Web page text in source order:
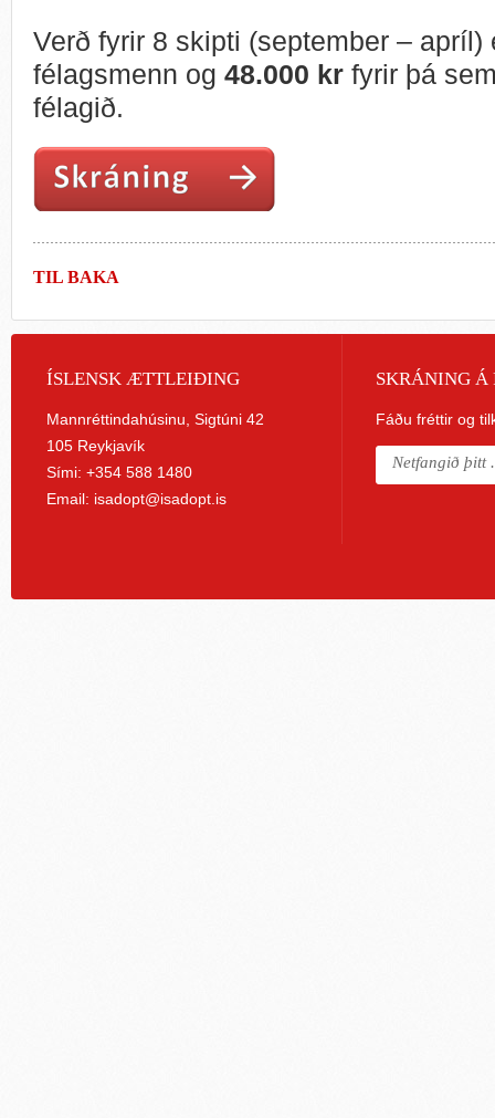
Verð fyrir 8 skipti (september –
félagsmenn og 48.000 kr fyrir þá
félagið.
TIL BAKA
ÍSLENSK ÆTTLEIÐING
Mannréttindahúsinu, Sigtúni 42
105 Reykjavík
Sími: +354 588 1480
Email: isadopt@isadopt.is
SKRÁNING Á
Fáðu fréttir og